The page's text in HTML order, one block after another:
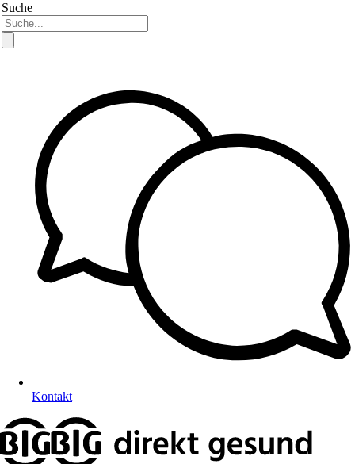
Suche
Kontakt